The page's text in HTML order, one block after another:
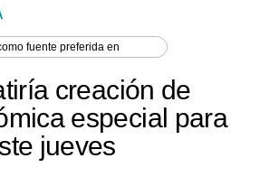
fuente preferida en
creación de
especial para
jueves